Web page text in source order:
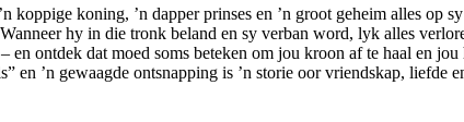
koning, ’n dapper prinses en ’n groot geheim alles op
hy in die tronk beland en sy verban word, lyk alles
en ontdek dat moed soms beteken om jou kroon af te haal en
en ’n gewaagde ontsnapping is ’n storie oor vriendskap, liefde